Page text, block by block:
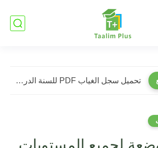
تحميل سجل الغياب PDF للسنة الدراسية 2026-2027 | نموذج عملي...